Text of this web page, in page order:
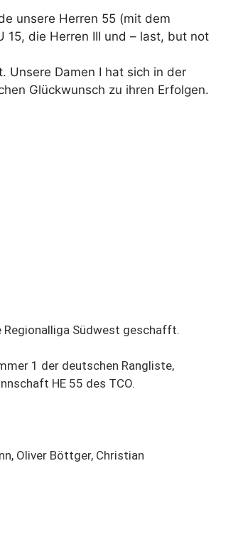
unsere Herren 55 (mit dem
die Herren III und – last, but not
Unsere Damen I hat sich in der
Glückwunsch zu ihren Erfolgen.
Südwest geschafft.
1 der deutschen Rangliste,
HE 55 des TCO.
Oliver Böttger, Christian